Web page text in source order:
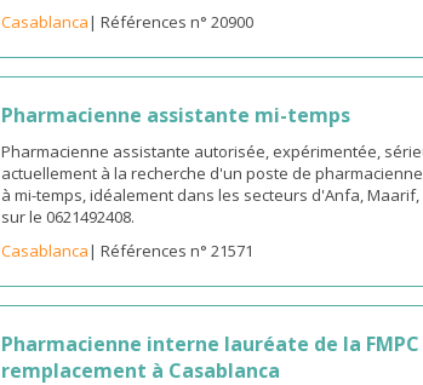
Casablanca| Références n° 20900
Pharmacienne assistante mi-temps
Pharmacienne assistante autorisée, expérimentée,
actuellement à la recherche d'un poste de
à mi-temps, idéalement dans les secteurs d'Anfa, Maarif,
sur le 0621492408.
Casablanca| Références n° 21571
Pharmacienne interne lauréate de la
remplacement à Casablanca